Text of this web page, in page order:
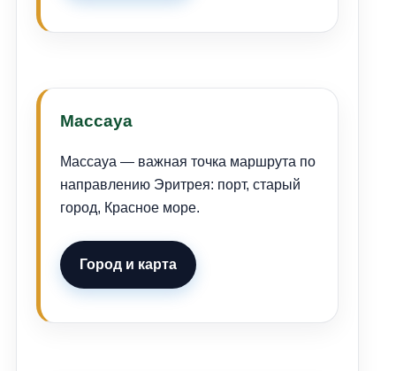
Массауа
Массауа — важная точка маршрута по
направлению Эритрея: порт, старый
город, Красное море.
Город и карта